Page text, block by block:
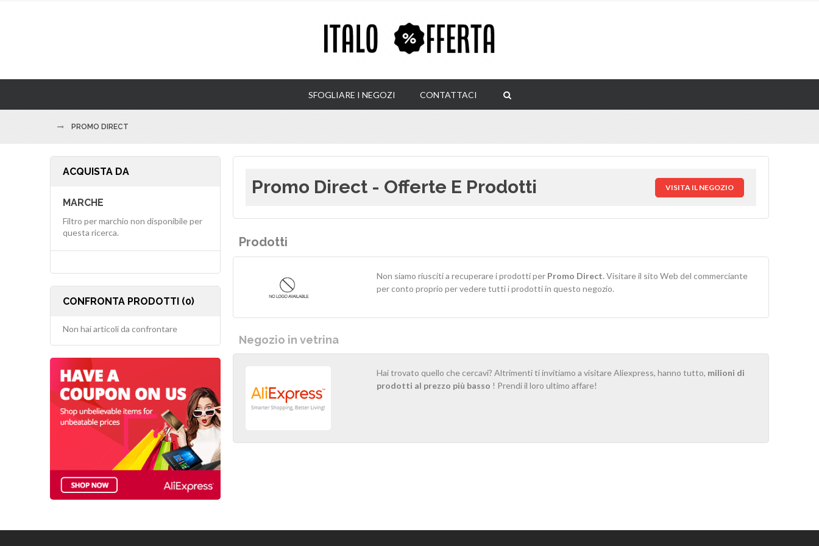
SFOGLIARE I NEGOZI CONTATTACI
PROMO DIRECT
Promo Direct - Offerte E Prodotti VISITA IL NEGOZIO
Prodotti
Non siamo riusciti a recuperare i prodotti per Promo Direct. Visitare il sito Web del commerciante
per conto proprio per vedere tutti i prodotti in questo negozio.
Negozio in vetrina
Hai trovato quello che cercavi? Altrimenti ti invitiamo a visitare Aliexpress, hanno tutto, milioni di
prodotti al prezzo più basso ! Prendi il loro ultimo affare!
ACQUISTA DA
MARCHE
Filtro per marchio non disponibile per
questa ricerca.
CONFRONTA PRODOTTI (0)
Non hai articoli da confrontare